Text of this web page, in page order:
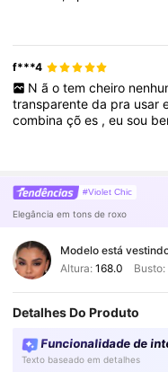
f***4
N ã o tem cheiro
transparenteda pra usar
combinações ,eusou
msupermaravilhoso
Prazoamei
#Violet Chic
Elegância em tons de roxo
Modelo está
Altura: 168.0 Busto:
Detalhes Do Produto
Funcionalidade de
Texto baseado em detalhes